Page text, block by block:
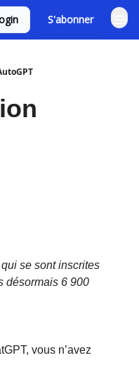
S'abonner
se sont inscrites
désormais 6 900
vous n’avez